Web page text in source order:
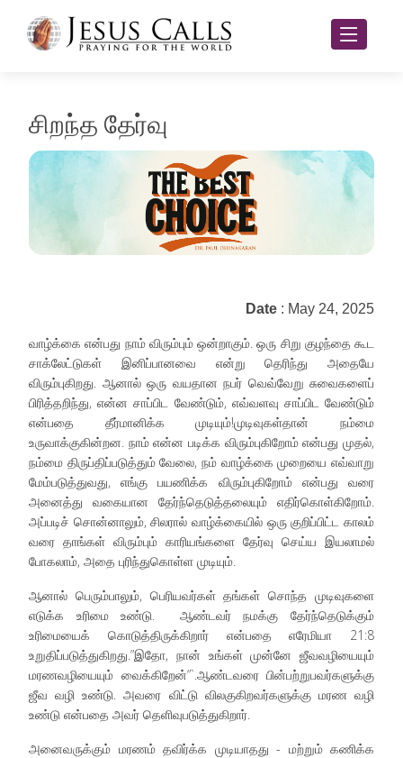
சிறந்த தேர்வு
Date : May 24, 2025
வாழ்க்கை என்பது நாம் விரும்பும் ஒன்றாகும். ஒரு சிறு குழந்தை கூட
சாக்லேட்டுகள் இனிப்பானவை என்று தெரிந்து அதையே
விரும்புகிறது. ஆனால் ஒரு வயதான நபர் வெவ்வேறு சுவைகளைப்
பிரித்தறிந்து, என்ன சாப்பிட வேண்டும், எவ்வளவு சாப்பிட வேண்டும்
என்பதை தீர்மானிக்க முடியும்!முடிவுகள்தான் நம்மை
உருவாக்குகின்றன. நாம் என்ன படிக்க விரும்புகிறோம் என்பது முதல்,
நம்மை திருப்திப்படுத்தும் வேலை, நம் வாழ்க்கை முறையை எவ்வாறு
மேம்படுத்துவது, எங்கு பயணிக்க விரும்புகிறோம் என்பது வரை
அனைத்து வகையான தேர்ந்தெடுத்தலையும் எதிர்கொள்கிறோம்.
அப்படிச் சொன்னாலும், சிலரால் வாழ்க்கையில் ஒரு குறிப்பிட்ட காலம்
வரை தாங்கள் விரும்பும் காரியங்களை தேர்வு செய்ய இயலாமல்
போகலாம், அதை புரிந்துகொள்ள முடியும்.
ஆனால் பெரும்பாலும், பெரியவர்கள் தங்கள் சொந்த முடிவுகளை
எடுக்க உரிமை உண்டு. ஆண்டவர் நமக்கு தேர்ந்தெடுக்கும்
உரிமையைக் கொடுத்திருக்கிறார் என்பதை எரேமியா 21:8
உறுதிப்படுத்துகிறது.”இதோ, நான் உங்கள் முன்னே ஜீவவழியையும்
மரணவழியையும் வைக்கிறேன்”`.ஆண்டவரை பின்பற்றுபவர்களுக்கு
ஜீவ வழி உண்டு. அவரை விட்டு விலகுகிறவர்களுக்கு மரண வழி
உண்டு என்பதை அவர் தெளிவுபடுத்துகிறார்.
அனைவருக்கும் மரணம் தவிர்க்க முடியாதது - மற்றும் கணிக்க